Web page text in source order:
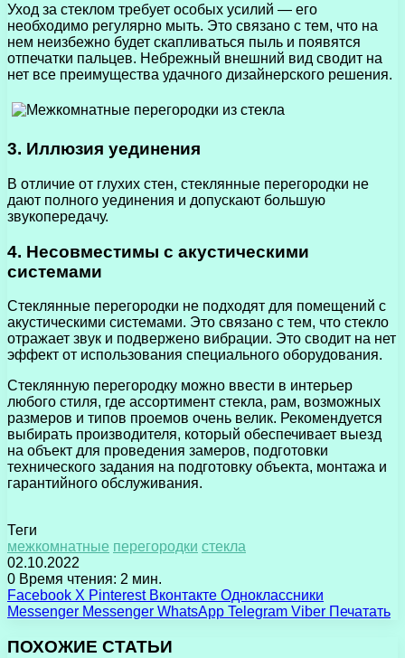
Уход за стеклом требует особых усилий — его
необходимо регулярно мыть. Это связано с тем, что на
нем неизбежно будет скапливаться пыль и появятся
отпечатки пальцев. Небрежный внешний вид сводит на
нет все преимущества удачного дизайнерского решения.
3. Иллюзия уединения
В отличие от глухих стен, стеклянные перегородки не
дают полного уединения и допускают большую
звукопередачу.
4. Несовместимы с акустическими
системами
Стеклянные перегородки не подходят для помещений с
акустическими системами. Это связано с тем, что стекло
отражает звук и подвержено вибрации. Это сводит на нет
эффект от использования специального оборудования.
Стеклянную перегородку можно ввести в интерьер
любого стиля, где ассортимент стекла, рам, возможных
размеров и типов проемов очень велик. Рекомендуется
выбирать производителя, который обеспечивает выезд
на объект для проведения замеров, подготовки
технического задания на подготовку объекта, монтажа и
гарантийного обслуживания.
Теги
межкомнатные перегородки стекла
02.10.2022
0 Время чтения: 2 мин.
Facebook X Pinterest Вконтакте Одноклассники
Messenger Messenger WhatsApp Telegram Viber Печатать
ПОХОЖИЕ СТАТЬИ